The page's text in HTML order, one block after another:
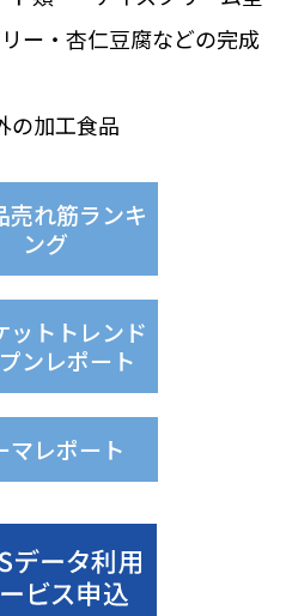
ー・杏仁豆腐などの完成
加工食品
売れ筋ランキ
ング
ットトレンド
ンレポート
マレポート